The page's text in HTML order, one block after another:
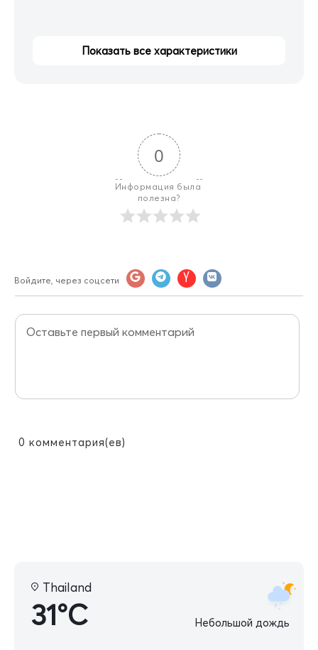
Показать все характеристики
0
Информация была
полезна?
Войдите, через соцсети
0 комментария(ев)
Thailand
31°C Небольшой дождь